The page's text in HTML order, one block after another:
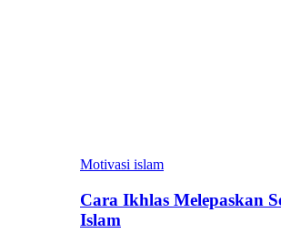
Motivasi islam
Cara Ikhlas Melepaskan
Islam